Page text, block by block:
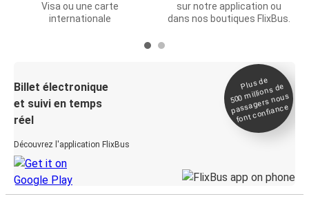
Visa ou une carte
internationale
sur notre application ou
dans nos boutiques FlixBus.
Billet électronique
et suivi en temps
réel
Découvrez l'application FlixBus
Plus de
500
millions de
passagers nous
font confiance